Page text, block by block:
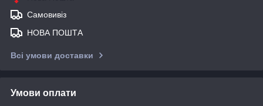
Самовивіз
НОВА ПОШТА
Всі умови доставки
Умови оплати